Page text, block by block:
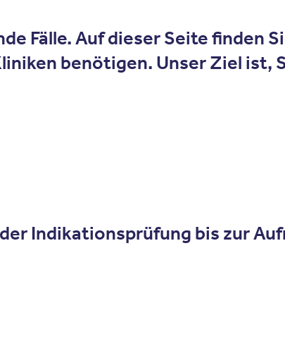
Fälle. Auf dieser Seite finden
benötigen. Unser Ziel ist,
Indikationsprüfung bis zur